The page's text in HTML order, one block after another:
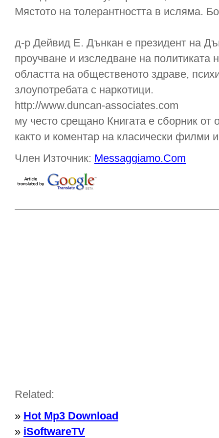
Мястото на толерантността в исляма.
д-р Дейвид Е. Дънкан е президент на
проучване и изследване на политиката
областта на общественото здраве,
злоупотребата с наркотици.
http://www.duncan-associates.com
му често срещано Книгата е сборник от
както и коментар на класически филми
Член Източник: Messaggiamo.Com
Related:
» Hot Mp3 Download
» iSoftwareTV